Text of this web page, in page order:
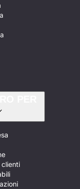
clienti